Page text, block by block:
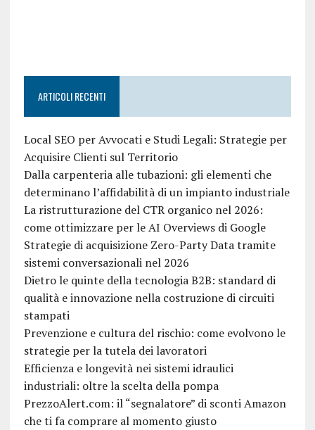
ARTICOLI RECENTI
Local SEO per Avvocati e Studi Legali: Strategie per
Acquisire Clienti sul Territorio
Dalla carpenteria alle tubazioni: gli elementi che
determinano l’affidabilità di un impianto industriale
La ristrutturazione del CTR organico nel 2026:
come ottimizzare per le AI Overviews di Google
Strategie di acquisizione Zero-Party Data tramite
sistemi conversazionali nel 2026
Dietro le quinte della tecnologia B2B: standard di
qualità e innovazione nella costruzione di circuiti
stampati
Prevenzione e cultura del rischio: come evolvono le
strategie per la tutela dei lavoratori
Efficienza e longevità nei sistemi idraulici
industriali: oltre la scelta della pompa
PrezzoAlert.com: il “segnalatore” di sconti Amazon
che ti fa comprare al momento giusto